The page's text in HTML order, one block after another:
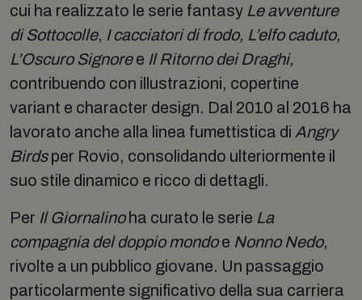
cui ha realizzato le serie fantasy Le avventure
di Sottocolle, I cacciatori di frodo, L’elfo caduto,
L’Oscuro Signoree Il Ritorno dei Draghi,
contribuendo con illustrazioni, copertine
variant e character design. Dal 2010 al 2016 ha
lavorato anche alla linea fumettistica di Angry
Birdsper Rovio, consolidando ulteriormente il
suo stile dinamico e ricco di dettagli.
Per Il Giornalinoha curato le serie La
compagnia del doppio mondoe Nonno Nedo,
rivolte a un pubblico giovane. Un passaggio
particolarmente significativo della sua carriera